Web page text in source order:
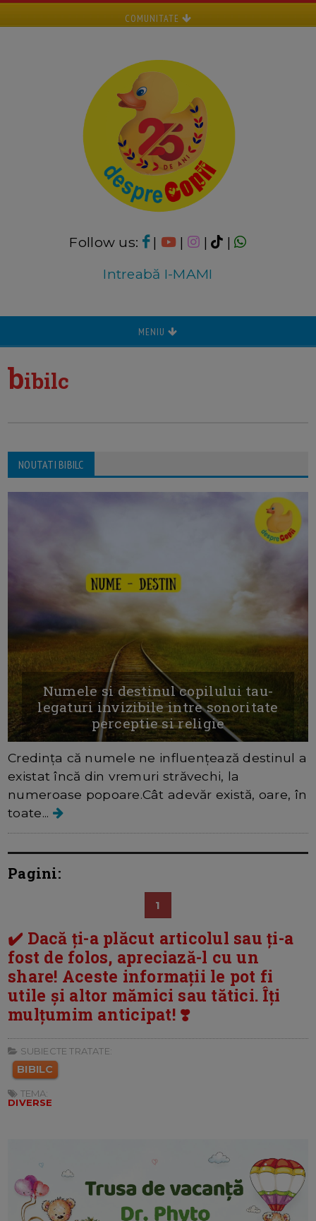
COMUNITATE
Follow us: | | |
|
Intreabă I-MAMI
MENIU
bibilc
NOUTATI BIBILC
Numele si destinul copilului tau-
legaturi invizibile intre sonoritate
perceptie si religie
Credința că numele ne influențează destinul a
existat încă din vremuri străvechi, la
numeroase popoare.Cât adevăr există, oare, în
toate...
Pagini:
1
✔️ Dacă ți-a plăcut articolul sau ți-a
fost de folos, apreciază-l cu un
share! Aceste informații le pot fi
utile și altor mămici sau tătici. Îți
mulțumim anticipat! ❣️
SUBIECTE TRATATE:
BIBILC
TEMA:
DIVERSE